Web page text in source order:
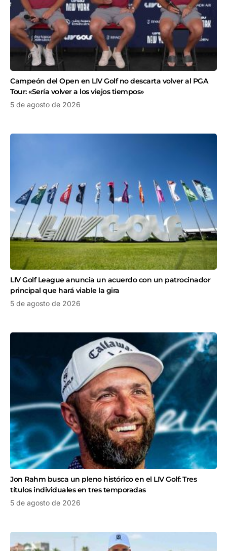
Campeón del Open en LIV Golf no descarta volver al PGA
Tour: «Sería volver a los viejos tiempos»
5 de agosto de 2026
LIV Golf League anuncia un acuerdo con un patrocinador
principal que hará viable la gira
5 de agosto de 2026
Jon Rahm busca un pleno histórico en el LIV Golf: Tres
títulos individuales en tres temporadas
5 de agosto de 2026